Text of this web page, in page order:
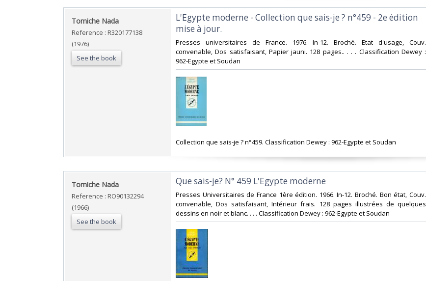
‎Tomiche Nada‎
Reference : R320177138
(1976)
See the book
‎L'Egypte moderne - Collection que sais-je ? n°459 - 2e édition
mise à jour.‎
‎Presses universitaires de France. 1976. In-12. Broché. Etat d'usage, Couv.
convenable, Dos satisfaisant, Papier jauni. 128 pages.. . . . Classification Dewey :
962-Egypte et Soudan‎
‎Collection que sais-je ? n°459. Classification Dewey : 962-Egypte et Soudan‎
‎Tomiche Nada‎
Reference : RO90132294
(1966)
See the book
‎Que sais-je? N° 459 L'Egypte moderne‎
‎Presses Universitaires de France 1ère édition. 1966. In-12. Broché. Bon état, Couv.
convenable, Dos satisfaisant, Intérieur frais. 128 pages illustrées de quelques
dessins en noir et blanc. . . . Classification Dewey : 962-Egypte et Soudan‎